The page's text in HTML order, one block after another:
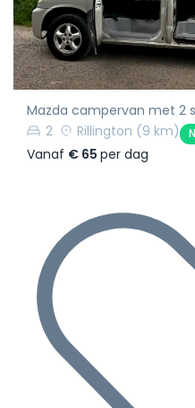
Mazda campervan met 2
2
Rillington (9 km)
Vanaf € 65 per dag